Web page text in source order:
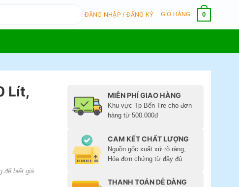
ĐĂNG NHẬP / ĐĂNG KÝ GIỎ HÀNG 0
Lít,
để biết giá
MIỄN PHÍ GIAO HÀNG
Khu vực Tp Bến Tre cho đơn
hàng từ 500.000đ
CAM KẾT CHẤT LƯỢNG
Nguồn gốc xuất xứ rõ ràng,
Hóa đơn chứng từ đầy đủ
THANH TOÁN DỄ DÀNG